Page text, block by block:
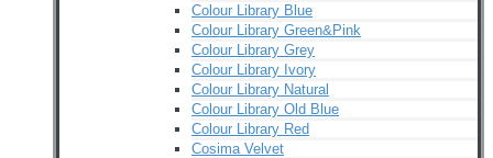
Colour Library Blue
Colour Library Green&Pink
Colour Library Grey
Colour Library Ivory
Colour Library Natural
Colour Library Old Blue
Colour Library Red
Cosima Velvet